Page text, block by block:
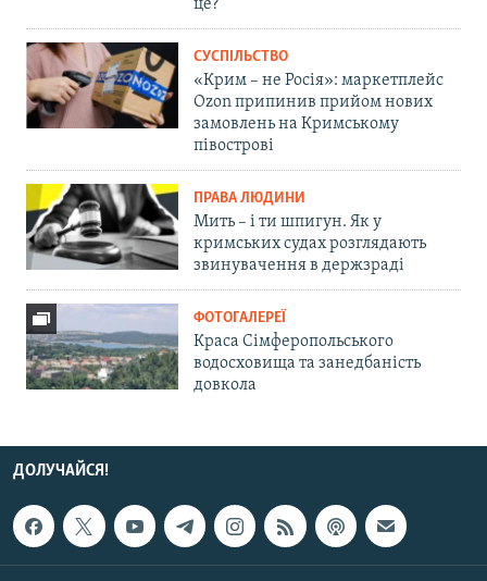
це?
СУСПІЛЬСТВО
«Крим – не Росія»: маркетплейс
Ozon припинив прийом нових
замовлень на Кримському
півострові
ПРАВА ЛЮДИНИ
Мить – і ти шпигун. Як у
кримських судах розглядають
звинувачення в держзраді
ФОТОГАЛЕРЕЇ
Краса Сімферопольського
водосховища та занедбаність
довкола
ДОЛУЧАЙСЯ!